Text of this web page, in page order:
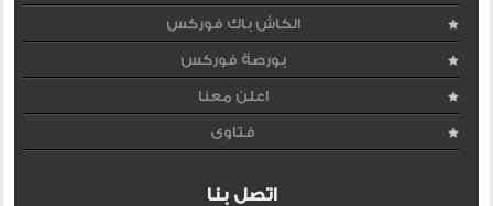
الكاش باك فوركس
بورصة فوركس
اعلن معنا
فتاوى
اتصل بنا